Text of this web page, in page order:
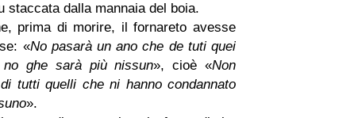
staccata dalla mannaia del boia.
prima di morire, il fornareto avesse
«No pasarà un ano che de tuti quei
ghe sarà più nissun», cioè «Non
tutti quelli che ni hanno condannato
».